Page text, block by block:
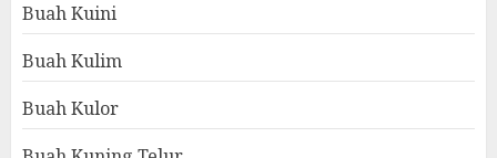
Buah Kuini
Buah Kulim
Buah Kulor